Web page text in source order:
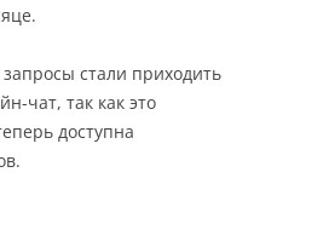
стали приходить
чат, так как это
доступна